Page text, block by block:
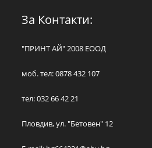
За Контакти:
"ПРИНТ АЙ" 2008 ЕООД
моб. тел: 0878 432 107
тел: 032 66 42 21
Пловдив, ул. "Бетовен" 12